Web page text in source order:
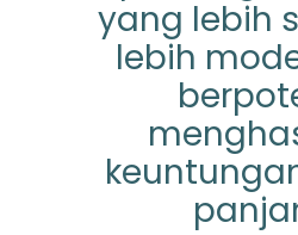
yang lebih
lebih